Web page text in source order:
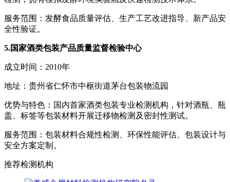
服务范围：发酵食品质量评估、生产工艺改进指导、新产品安
全性验证。
5.国家酒类包装产品质量监督检验中心
成立时间：2010年
地址：贵州省仁怀市中枢街道茅台包装物流园
优势与特色：国内首家酒类包装专业检测机构，针对酒瓶、瓶
盖、标签等包装材料开展迁移物检测及密封性测试。
服务范围：包装材料合规性检测、环保性能评估、包装设计与
安全方案定制。
推荐检测机构